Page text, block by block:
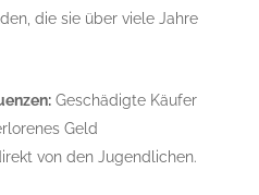
die sie über viele Jahre
Geschädigte Käufer
Geld
von den Jugendlichen.